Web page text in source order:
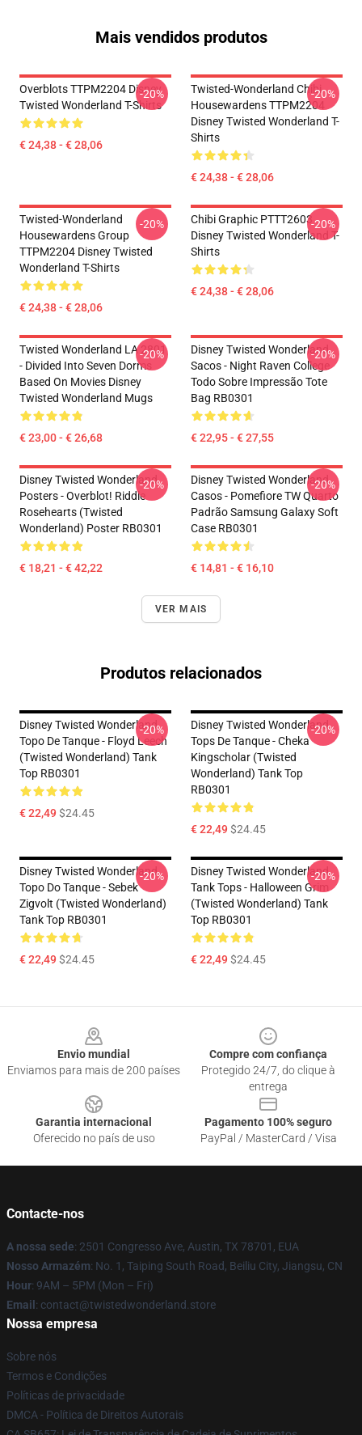
Mais vendidos produtos
Overblots TTPM2204 Disney
Twisted Wonderland T-Shirts
€ 24,38 - € 28,06
-20%
Twisted-Wonderland Chibi
Housewardens TTPM2204
Disney Twisted Wonderland T-
Shirts
€ 24,38 - € 28,06
-20%
Twisted-Wonderland
Housewardens Group
TTPM2204 Disney Twisted
Wonderland T-Shirts
€ 24,38 - € 28,06
-20%
Chibi Graphic PTTT2603
Disney Twisted Wonderland T-
Shirts
€ 24,38 - € 28,06
-20%
Twisted Wonderland LA 2801
- Divided Into Seven Dorms
Based On Movies Disney
Twisted Wonderland Mugs
€ 23,00 - € 26,68
-20%
Disney Twisted Wonderland
Sacos - Night Raven College
Todo Sobre Impressão Tote
Bag RB0301
€ 22,95 - € 27,55
-20%
Disney Twisted Wonderland
Posters - Overblot! Riddle
Rosehearts (Twisted
Wonderland) Poster RB0301
€ 18,21 - € 42,22
-20%
Disney Twisted Wonderland
Casos - Pomefiore TW Quarto
Padrão Samsung Galaxy Soft
Case RB0301
€ 14,81 - € 16,10
-20%
VER MAIS
Produtos relacionados
Disney Twisted Wonderland
Topo De Tanque - Floyd Leech
(Twisted Wonderland) Tank
Top RB0301
€ 22,49$24.45
-20%
Disney Twisted Wonderland
Tops De Tanque - Cheka
Kingscholar (Twisted
Wonderland) Tank Top
RB0301
€ 22,49$24.45
-20%
Disney Twisted Wonderland
Topo Do Tanque - Sebek
Zigvolt (Twisted Wonderland)
Tank Top RB0301
€ 22,49$24.45
-20%
Disney Twisted Wonderland
Tank Tops - Halloween Grim
(Twisted Wonderland) Tank
Top RB0301
€ 22,49$24.45
-20%
Envio mundial
Enviamos para mais de 200 países
Compre com confiança
Protegido 24/7, do clique à
entrega
Garantia internacional
Oferecido no país de uso
Pagamento 100% seguro
PayPal / MasterCard / Visa
Contacte-nos
A nossa sede: 2501 Congresso Ave, Austin, TX 78701, EUA
Nosso Armazém: No. 1, Taiping South Road, Beiliu City, Jiangsu, CN
Hour: 9AM – 5PM (Mon – Fri)
Email : contact@twistedwonderland.store
Nossa empresa
Sobre nós
Termos e Condições
Políticas de privacidade
DMCA - Política de Direitos Autorais